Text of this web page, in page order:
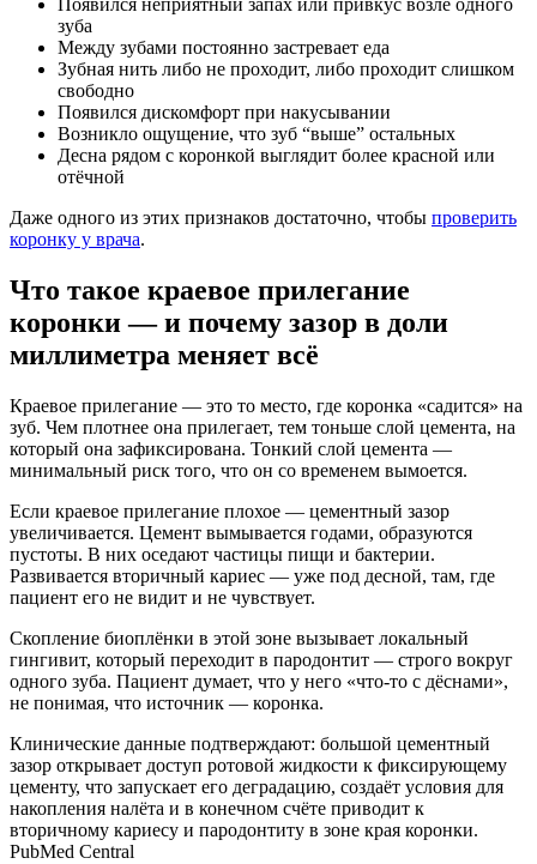
Появился неприятный запах или привкус возле одного
зуба
Между зубами постоянно застревает еда
Зубная нить либо не проходит, либо проходит слишком
свободно
Появился дискомфорт при накусывании
Возникло ощущение, что зуб “выше” остальных
Десна рядом с коронкой выглядит более красной или
отёчной
Даже одного из этих признаков достаточно, чтобы проверить
коронку у врача.
Что такое краевое прилегание
коронки — и почему зазор в доли
миллиметра меняет всё
Краевое прилегание — это то место, где коронка «садится» на
зуб. Чем плотнее она прилегает, тем тоньше слой цемента, на
который она зафиксирована. Тонкий слой цемента —
минимальный риск того, что он со временем вымоется.
Если краевое прилегание плохое — цементный зазор
увеличивается. Цемент вымывается годами, образуются
пустоты. В них оседают частицы пищи и бактерии.
Развивается вторичный кариес — уже под десной, там, где
пациент его не видит и не чувствует.
Скопление биоплёнки в этой зоне вызывает локальный
гингивит, который переходит в пародонтит — строго вокруг
одного зуба. Пациент думает, что у него «что-то с дёснами»,
не понимая, что источник — коронка.
Клинические данные подтверждают: большой цементный
зазор открывает доступ ротовой жидкости к фиксирующему
цементу, что запускает его деградацию, создаёт условия для
накопления налёта и в конечном счёте приводит к
вторичному кариесу и пародонтиту в зоне края коронки.
PubMed Central